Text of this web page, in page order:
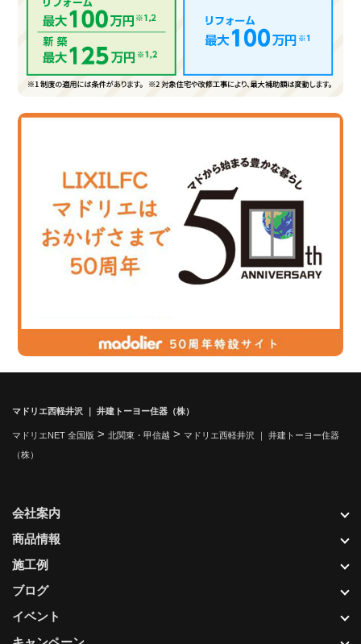
マドリエ西軽井沢 ｜ 井建トーヨー住器（株）
マドリエNET 全国版 > 北関東・甲信越 > マドリエ西軽井沢 ｜ 井建トーヨー住器
（株）
会社案内
商品情報
施工例
ブログ
イベント